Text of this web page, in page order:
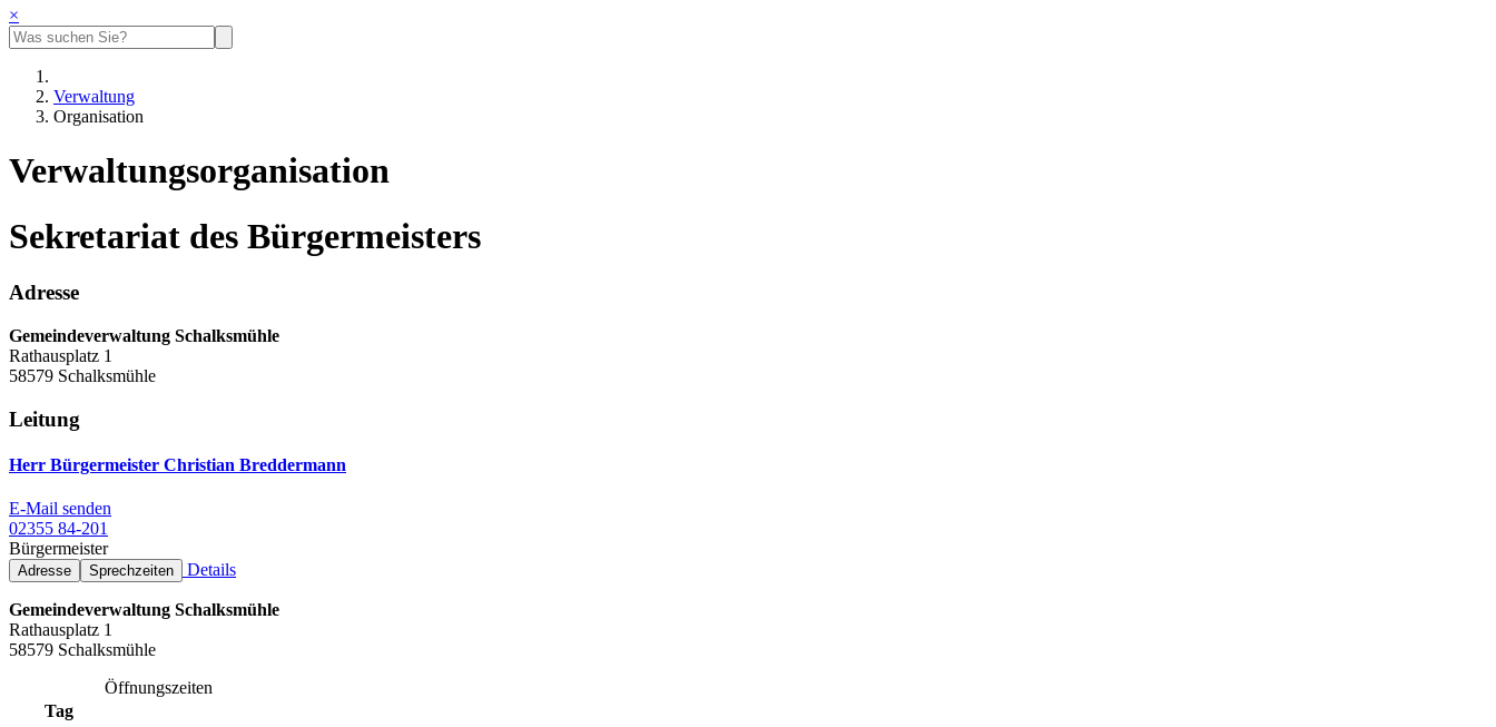
×
Verwaltung
Organisation
Verwaltungsorganisation
Sekretariat des Bürgermeisters
Adresse
Gemeindeverwaltung Schalksmühle
Rathausplatz 1
58579 Schalksmühle
Leitung
Herr Bürgermeister Christian Breddermann
E-Mail senden
02355 84-201
Bürgermeister
Adresse Sprechzeiten Details
Gemeindeverwaltung Schalksmühle
Rathausplatz 1
58579 Schalksmühle
Öffnungszeiten
Tag